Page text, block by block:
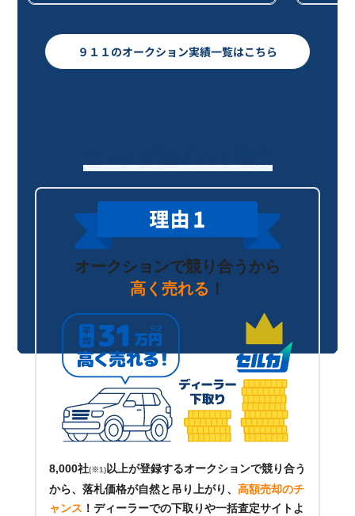
９１１のオークション実績一覧はこちら
オークションで競り合うから
高く売れる ！
8,000社(※1) 以上が登録するオークションで競り合う
から、落札価格が自然と吊り上がり、 高額売却のチ
ャンス ！ ディーラーでの下取りや一括査定サイトよ